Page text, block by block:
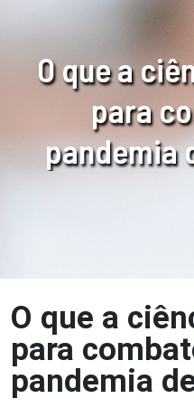
Oqueaciê
para co
pandemia
O que a
para
pandemia